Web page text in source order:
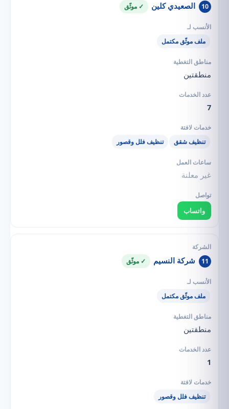
10 الصعيدي كلين ✓ موثّق
ملف موثّق مكتمل
منطقتين
7
تنظيف شقق تنظيف فلل وقصور
غير معلنة
واتساب
11 شركة النسيم ✓ موثّق
ملف موثّق مكتمل
منطقتين
1
تنظيف فلل وقصور